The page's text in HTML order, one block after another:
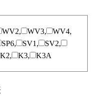
WV2, WV3,
WV4,
SP6, SV1,
SV2,
K2, K3, K3A